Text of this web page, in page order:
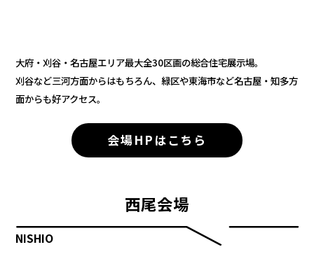
大府・刈谷・名古屋エリア最大全30区画の総合住宅展示場。
刈谷など三河方面からはもちろん、緑区や東海市など名古屋・知多方
面からも好アクセス。
会場HPはこちら
西尾会場
NISHIO